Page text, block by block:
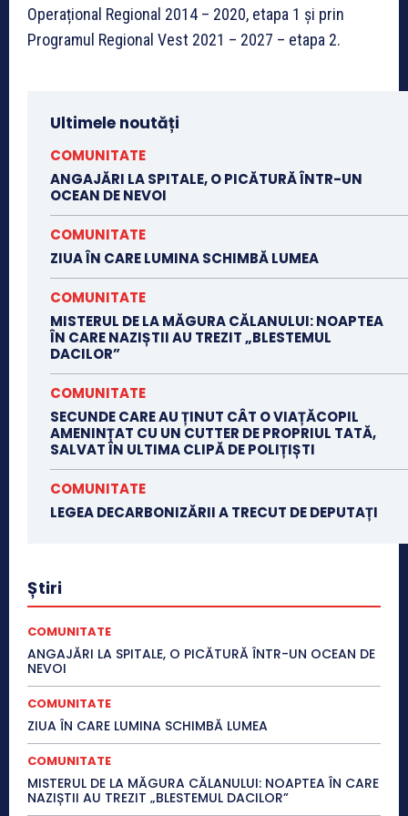
Operațional Regional 2014 – 2020, etapa 1 și prin
Programul Regional Vest 2021 – 2027 – etapa 2.
Ultimele noutăți
COMUNITATE
ANGAJĂRI LA SPITALE, O PICĂTURĂ ÎNTR-UN
OCEAN DE NEVOI
COMUNITATE
ZIUA ÎN CARE LUMINA SCHIMBĂ LUMEA
COMUNITATE
MISTERUL DE LA MĂGURA CĂLANULUI: NOAPTEA
ÎN CARE NAZIȘTII AU TREZIT „BLESTEMUL
DACILOR”
COMUNITATE
SECUNDE CARE AU ȚINUT CÂT O VIAȚĂCOPIL
AMENINȚAT CU UN CUTTER DE PROPRIUL TATĂ,
SALVAT ÎN ULTIMA CLIPĂ DE POLIȚIȘTI
COMUNITATE
LEGEA DECARBONIZĂRII A TRECUT DE DEPUTAȚI
Știri
COMUNITATE
ANGAJĂRI LA SPITALE, O PICĂTURĂ ÎNTR-UN OCEAN DE
NEVOI
COMUNITATE
ZIUA ÎN CARE LUMINA SCHIMBĂ LUMEA
COMUNITATE
MISTERUL DE LA MĂGURA CĂLANULUI: NOAPTEA ÎN CARE
NAZIȘTII AU TREZIT „BLESTEMUL DACILOR”